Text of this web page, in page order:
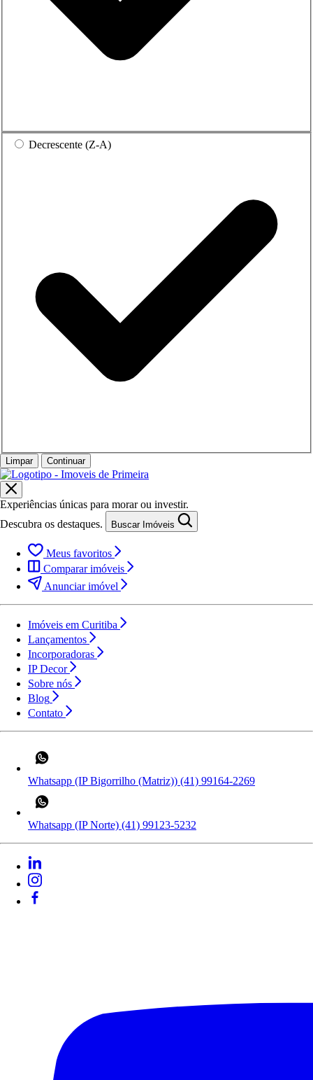
Decrescente (Z-A)
Limpar Continuar
Experiências únicas para morar ou investir.
Descubra os destaques.
Buscar Imóveis
Meus favoritos
Comparar imóveis
Anunciar imóvel
Imóveis em Curitiba
Lançamentos
Incorporadoras
IP Decor
Sobre nós
Blog
Contato
Whatsapp (IP Bigorrilho (Matriz)) (41) 99164-2269
Whatsapp (IP Norte) (41) 99123-5232